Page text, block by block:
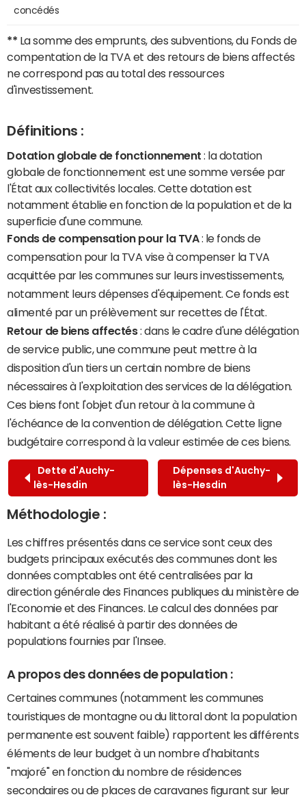
concédés
** La somme des emprunts, des subventions, du Fonds de
compentation de la TVA et des retours de biens affectés
ne correspond pas au total des ressources
d'investissement.
Définitions :
Dotation globale de fonctionnement : la dotation
globale de fonctionnement est une somme versée par
l'État aux collectivités locales. Cette dotation est
notamment établie en fonction de la population et de la
superficie d'une commune.
Fonds de compensation pour la TVA: le fonds de
compensation pour la TVA vise à compenser la TVA
acquittée par les communes sur leurs investissements,
notamment leurs dépenses d'équipement. Ce fonds est
alimenté par un prélèvement sur recettes de l'État.
Retour de biens affectés: dans le cadre d'une délégation
de service public, une commune peut mettre à la
disposition d'un tiers un certain nombre de biens
nécessaires à l'exploitation des services de la délégation.
Ces biens font l'objet d'un retour à la commune à
l'échéance de la convention de délégation. Cette ligne
budgétaire correspond à la valeur estimée de ces biens.
Dette d'Auchy-
lès-Hesdin
Dépenses d'Auchy-
lès-Hesdin
Méthodologie :
Les chiffres présentés dans ce service sont ceux des
budgets principaux exécutés des communes dont les
données comptables ont été centralisées par la
direction générale des Finances publiques du ministère de
l'Economie et des Finances. Le calcul des données par
habitant a été réalisé à partir des données de
populations fournies par l'Insee.
A propos des données de population :
Certaines communes (notamment les communes
touristiques de montagne ou du littoral dont la population
permanente est souvent faible) rapportent les différents
éléments de leur budget à un nombre d'habitants
"majoré" en fonction du nombre de résidences
secondaires ou de places de caravanes figurant sur leur